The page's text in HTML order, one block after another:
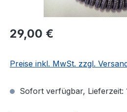
Regulärer Preis:
29,00 €
Preise inkl. MwSt. zzgl.
Sofort verfügbar, Lieferzeit: